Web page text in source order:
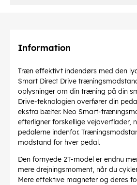
Information
Træn effektivt indendørs med den
Smart Direct Drive
oplysninger om din træning på din
Drive-teknologien overfører din
ekstra bælter. Neo Smart-
efterligner forskellige vejoverflader,
pedalerne indenfor.
modstand for hver pedal.
Den fornyede 2T-model er endnu
mere drejningsmoment, når du
Mere effektive magneter og deres